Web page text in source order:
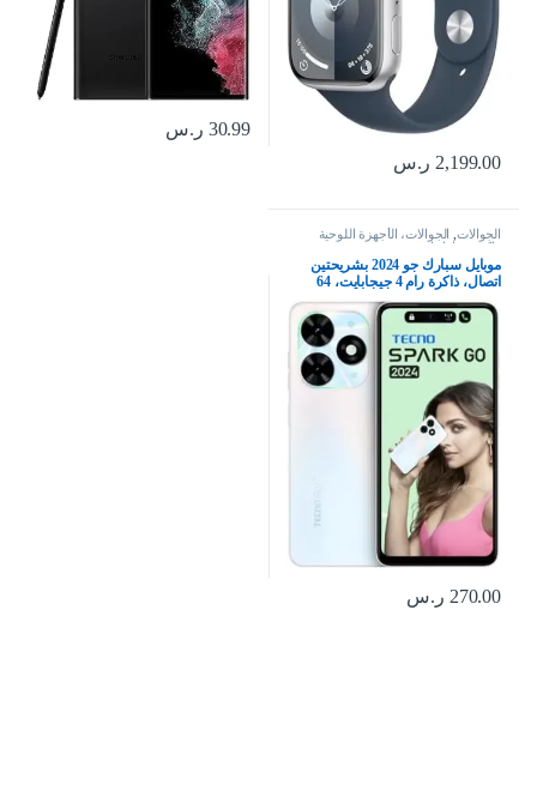
2,199.00 ر.س
30.99 ر.س
الجوالات
الجوالات، الأجهزة اللوحية
وإكسسواراتها
موبايل سبارك جو 2024 بشريحتين
اتصال، ذاكرة رام 4 جيجابايت، 64
اصدار الشرق الاوسط، ابيض
270.00 ر.س